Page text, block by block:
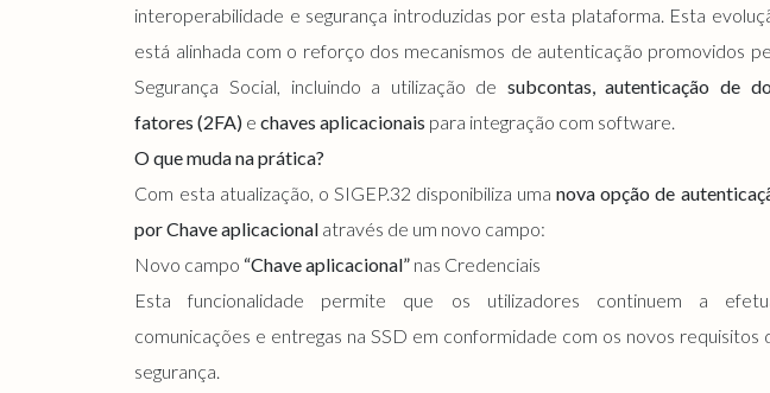
interoperabilidade e segurança introduzidas por esta plataforma. Esta
está alinhada com o reforço dos mecanismos de autenticação promovidos
Segurança Social, incluindo a utilização de subcontas, autenticação de
fatores (2FA) echaves aplicacionais para integração com software.
O que muda na prática?
Com esta atualização, o SIGEP.32 disponibiliza umanova opção de
por Chave aplicacional através de um novo campo:
Novo campo “Chave aplicacional” nas Credenciais
Esta funcionalidade permite que os utilizadores continuem a
comunicações e entregas na SSD em conformidade com os novos requisitos
segurança.